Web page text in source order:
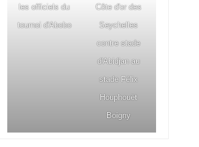
les officiels du
tournoi d'Abobo
Côte d'or des
Seychelles
contre stade
d'Abidjan au
stade Félix
Houphouët
Boigny